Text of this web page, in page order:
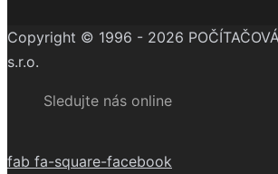
Copyright © 1996 - 2026
s.r.o.
Sledujte nás online
fab fa-square-facebook